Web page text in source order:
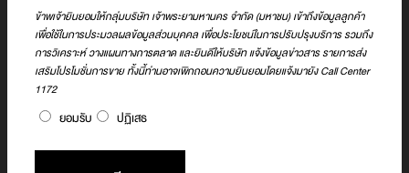
ข้าพเจ้ายินยอมให้กลุ่มบริษัท เจ้าพระยามหานคร จำกัด (มหาชน) เข้าถึงข้อมูลลูกค้า
เพื่อใช้ในการประมวลผลข้อมูลส่วนบุคคล เพื่อประโยชน์ในการปรับปรุงบริการ รวมถึง
การวิเคราะห์ วางแผนทางการตลาด และยินดีให้บริษัท แจ้งข้อมูลข่าวสาร รายการส่ง
เสริมโปรโมชั่นการขาย ทั้งนี้ท่านอาจเพิกถอนความยินยอมโดยแจ้งมายัง Call Center
1172
ยอมรับ ปฏิเสธ